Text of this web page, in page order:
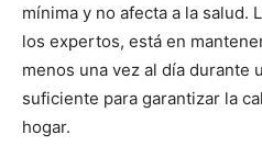
mínima y no afecta a la salud.
los expertos, está en
menos una vez al día durante
suficiente para garantizar la
hogar.